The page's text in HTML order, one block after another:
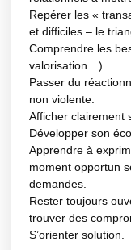
Repérer les «
et difficiles – le
Comprendre les
valorisation…).
Passer du
non violente.
Afficher clairement
Développer son
Apprendre à
moment opportun
demandes.
Rester toujours
trouver des
S’orienter solution.